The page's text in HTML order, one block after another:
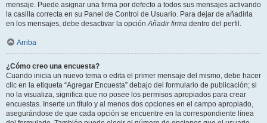
mensaje. Puede asignar una firma por defecto a todos sus mensajes activando
la casilla correcta en su Panel de Control de Usuario. Para dejar de añadirla
en los mensajes, debe desactivar la opciónAñadir firma dentro del perfil.
Arriba
¿Cómo creo una encuesta?
Cuando inicia un nuevo tema o edita el primer mensaje del mismo, debe hacer
clic en la etiqueta “Agregar Encuesta” debajo del formulario de publicación; si
no la visualiza, significa que no posee los permisos apropiados para crear
encuestas. Inserte un título y al menos dos opciones en el campo apropiado,
asegurándose de que cada opción se encuentre en la correspondiente línea